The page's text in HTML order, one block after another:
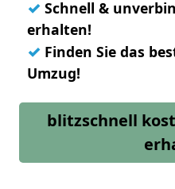
✓ Schnell &
erhalten!
✓ Finden Sie das
Umzug!
blitzschnell